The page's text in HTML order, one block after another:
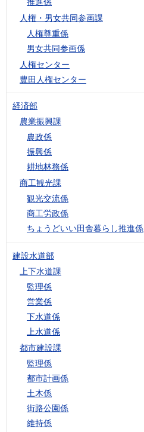
人権・男女共同参画課
人権尊重係
男女共同参画係
人権センター
豊田人権センター
経済部
農業振興課
農政係
振興係
耕地林務係
商工観光課
観光交流係
商工労政係
ちょうどいい田舎暮らし推進係
建設水道部
上下水道課
監理係
営業係
下水道係
上水道係
都市建設課
監理係
都市計画係
土木係
街路公園係
維持係